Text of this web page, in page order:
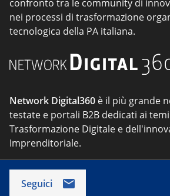
confronto tra le community di
nei processi di trasformazione
tecnologica della PA italiana.
Network Digital360 è il più grande
testate e portali B2B dedicati ai
Trasformazione Digitale e
Imprenditoriale.
Seguici